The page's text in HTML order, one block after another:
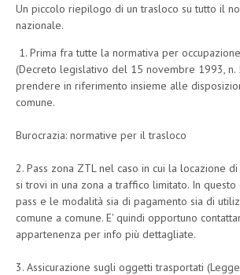
Un piccolo riepilogo di un trasloco su tutto il
nazionale.
1. Prima fra tutte la normativa per
(Decreto legislativo del 15 novembre 1993, n.
prendere in riferimento insieme alle
comune.
Burocrazia: normative per il trasloco
2. Pass zona ZTL nel caso in cui la locazione
si trovi in una zona a traffico limitato. In
pass e le modalità sia di pagamento sia di
comune a comune. E' quindi opportuno
appartenenza per info più dettagliate.
3. Assicurazione sugli oggetti trasportati